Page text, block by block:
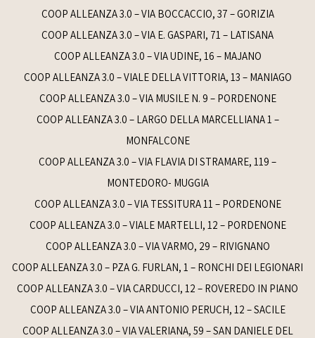
COOP ALLEANZA 3.0 – VIA BOCCACCIO, 37 – GORIZIA
COOP ALLEANZA 3.0 – VIA E. GASPARI, 71 – LATISANA
COOP ALLEANZA 3.0 – VIA UDINE, 16 – MAJANO
COOP ALLEANZA 3.0 – VIALE DELLA VITTORIA, 13 – MANIAGO
COOP ALLEANZA 3.0 – VIA MUSILE N. 9 – PORDENONE
COOP ALLEANZA 3.0 – LARGO DELLA MARCELLIANA 1 –
MONFALCONE
COOP ALLEANZA 3.0 – VIA FLAVIA DI STRAMARE, 119 –
MONTEDORO- MUGGIA
COOP ALLEANZA 3.0 – VIA TESSITURA 11 – PORDENONE
COOP ALLEANZA 3.0 – VIALE MARTELLI, 12 – PORDENONE
COOP ALLEANZA 3.0 – VIA VARMO, 29 – RIVIGNANO
COOP ALLEANZA 3.0 – PZA G. FURLAN, 1 – RONCHI DEI LEGIONARI
COOP ALLEANZA 3.0 – VIA CARDUCCI, 12 – ROVEREDO IN PIANO
COOP ALLEANZA 3.0 – VIA ANTONIO PERUCH, 12 – SACILE
COOP ALLEANZA 3.0 – VIA VALERIANA, 59 – SAN DANIELE DEL